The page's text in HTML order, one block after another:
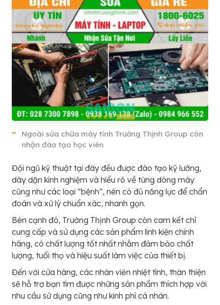
Ngoài sửa chữa máy tính Trường Thịnh Group còn
nhận đào tạo học viên
Đội ngũ kỹ thuật tại đây đều được đào tạo kỹ lưỡng,
dày dặn kinh nghiệm và hiểu rõ về từng dòng máy
cũng như các loại “bệnh”, nên có đủ năng lực để chẩn
đoán và xử lý chuẩn xác, nhanh gọn.
Bên cạnh đó, Trường Thịnh Group còn cam kết chỉ
cung cấp và sử dụng các sản phẩm linh kiện chính
hãng, có chất lượng tốt nhất nhằm đảm bảo chất
lượng, tuổi thọ và hiệu suất làm việc của thiết bị.
Đến với cửa hàng, các nhân viên nhiệt tình, thân thiện
sẽ hỗ trợ bạn tìm được những sản phẩm thích hợp với
nhu cầu sử dụng cũng như kinh phí cá nhân.